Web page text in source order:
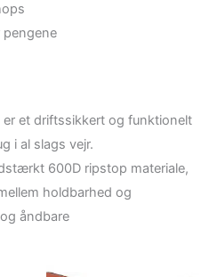
er et driftssikkert og funktionelt
i al slags vejr.
600D ripstop materiale,
holdbarhed og
åndbare